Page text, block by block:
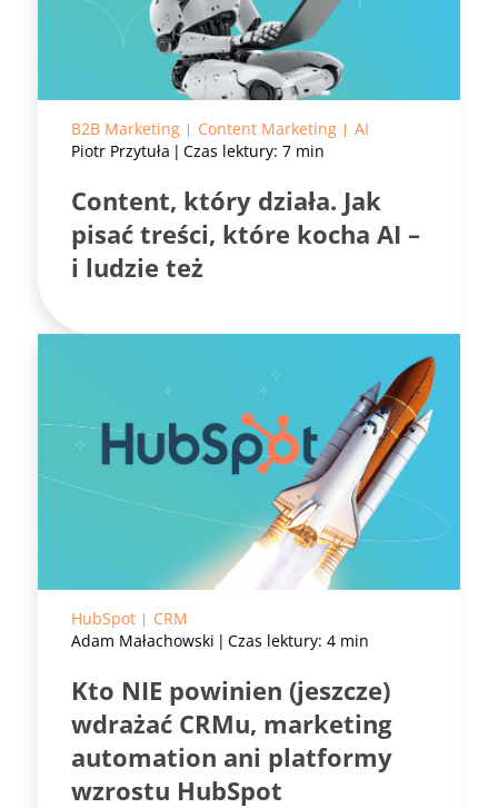
B2B Marketing Content Marketing
AI
Piotr Przytuła
Czas lektury: 7 min
Content, który działa. Jak
pisać treści, które kocha AI –
i ludzie też
HubSpot
CRM
Adam Małachowski
Czas lektury: 4 min
Kto NIE powinien (jeszcze)
wdrażać CRMu, marketing
automation ani platformy
wzrostu HubSpot